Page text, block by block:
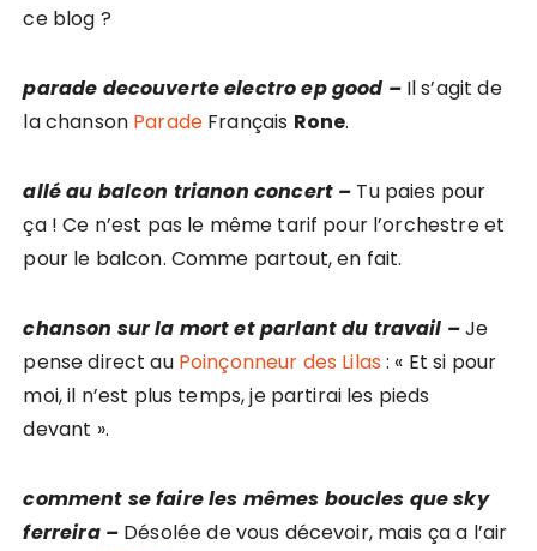
ce blog ?
parade decouverte electro ep good –Il s’agit de
la chanson Parade Français Rone.
allé au balcon trianon concert – Tu paies pour
ça ! Ce n’est pas le même tarif pour l’orchestre et
pour le balcon. Comme partout, en fait.
chanson sur la mort et parlant du travail –Je
pense direct au Poinçonneur des Lilas : « Et si pour
moi, il n’est plus temps, je partirai les pieds
devant ».
comment se faire les mêmes boucles que sky
ferreira – Désolée de vous décevoir, mais ça a l’air